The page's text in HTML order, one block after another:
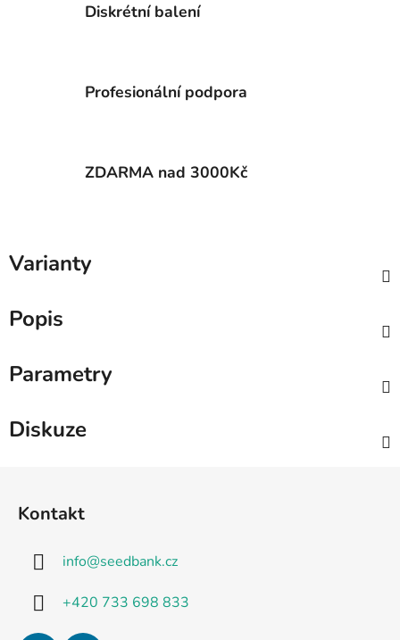
Diskrétní balení
Profesionální podpora
ZDARMA nad 3000Kč
Varianty
Popis
Parametry
Diskuze
Kontakt
info@seedbank.cz
+420 733 698 833